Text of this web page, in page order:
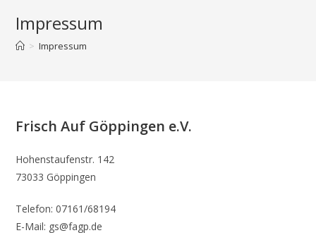
Impressum
> Impressum
Frisch Auf Göppingen e.V.
Hohenstaufenstr. 142
73033 Göppingen
Telefon: 07161/68194
E-Mail: gs@fagp.de